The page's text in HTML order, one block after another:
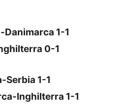
Danimarca 1-1
0-1
Serbia 1-1
Inghilterra 1-1